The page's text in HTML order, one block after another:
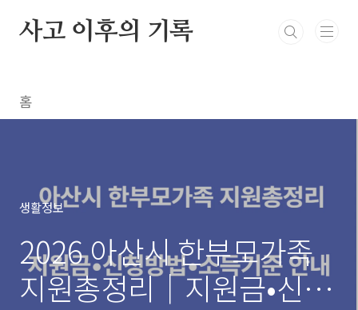
본문 바로가기
사고 이후의 기록
홈
생활정보
2026 아산시 한부모가족
지원총정리｜지원금•신청